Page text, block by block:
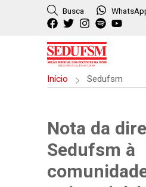
Busca
Início Sedufsm
Nota da
Sedufsm à